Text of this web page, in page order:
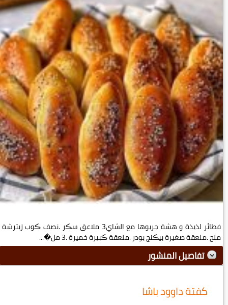
فطائر لذيذة و هشة جربوها مع الشاي3 ملاعق سڪر .نصف ڪوب زيترشة
ملح .ملعقة صغيرة بيڪنج بودر .ملعقة ڪبيرة خميرة .3 مل�...
تفاصيل المنشور
كفتة داوود باشا